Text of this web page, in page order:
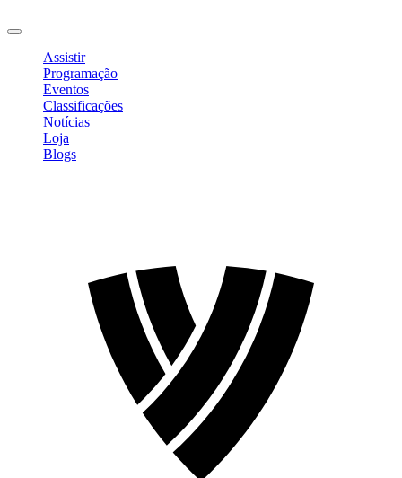
Assistir
Programação
Eventos
Classificações
Notícias
Loja
Blogs